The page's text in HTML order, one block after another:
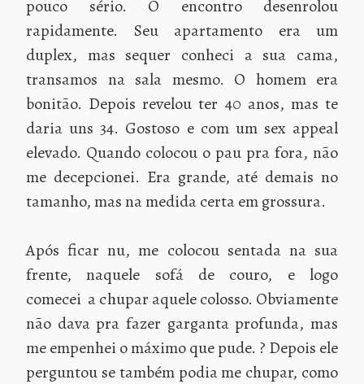
pouco sério. O encontro desenrolou
rapidamente. Seu apartamento era um
duplex, mas sequer conheci a sua cama,
transamos na sala mesmo. O homem era
bonitão. Depois revelou ter 40 anos, mas te
daria uns 34. Gostoso e com um sex appeal
elevado. Quando colocou o pau pra fora, não
me decepcionei. Era grande, até demais no
tamanho, mas na medida certa em grossura.
Após ficar nu, me colocou sentada na sua
frente, naquele sofá de couro, e logo
comecei a chupar aquele colosso. Obviamente
não dava pra fazer garganta profunda, mas
me empenhei o máximo que pude. ? Depois ele
perguntou se também podia me chupar, como